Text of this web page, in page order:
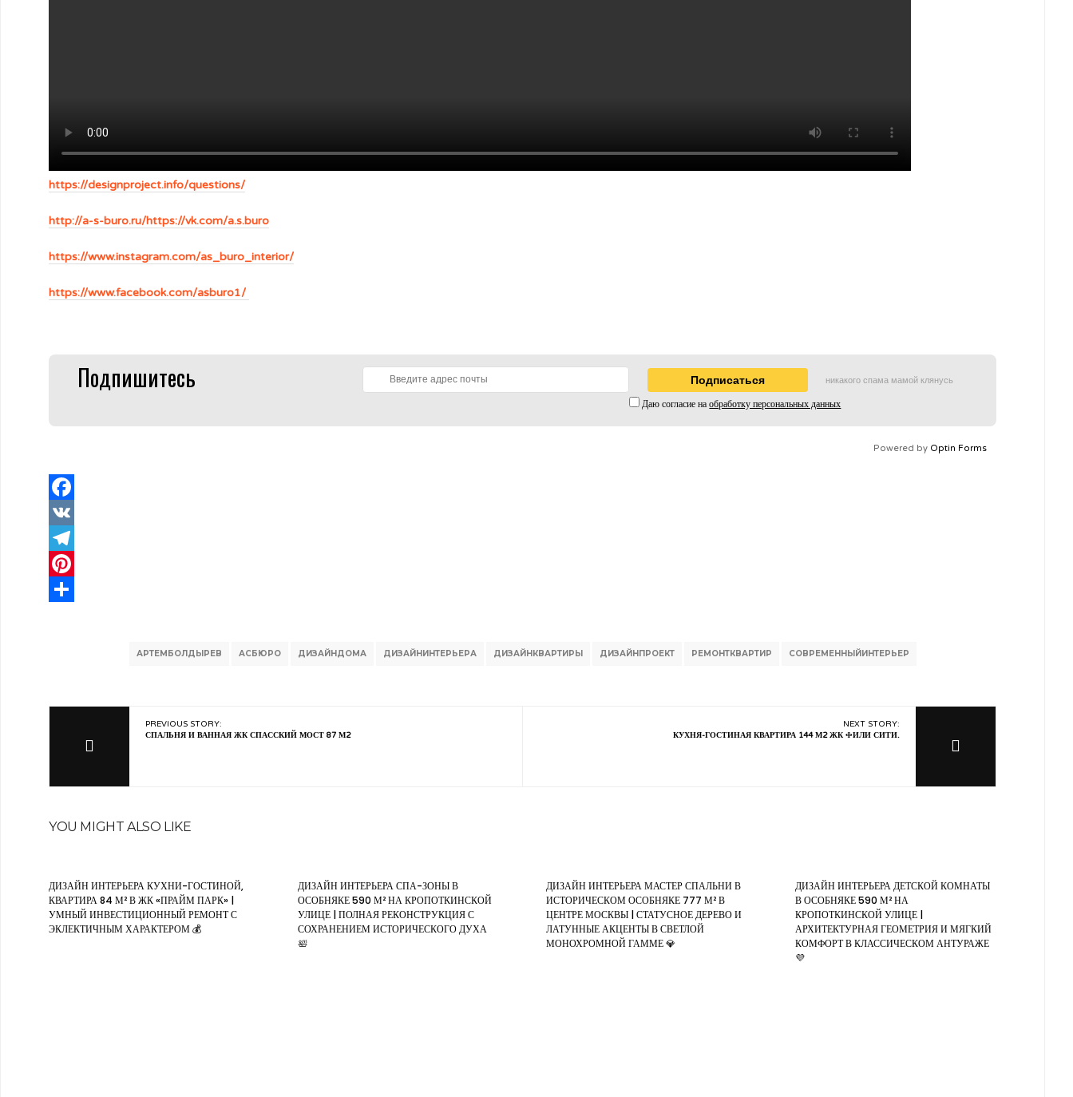
https://designproject.info/questions/
http://a-s-buro.ru/https://vk.com/a.s.buro
https://www.instagram.com/as_buro_interior/
https://www.facebook.com/asburo1/
Подпишитесь никакого спама мамой клянусь
Даю согласие наобработку персональных данных
Powered by Optin Forms
Facebook
VK
Telegram
Pinterest
АРТЕМБОЛДЫРЕВ АСБЮРО ДИЗАЙНДОМА ДИЗАЙНИНТЕРЬЕРА ДИЗАЙНКВАРТИРЫ ДИЗАЙНПРОЕКТ РЕМОНТКВАРТИР СОВРЕМЕННЫЙИНТЕРЬЕР
PREVIOUS STORY:
СПАЛЬНЯ И ВАННАЯ ЖК СПАССКИЙ МОСТ 87 М2
NEXT STORY:
КУХНЯ-ГОСТИНАЯ КВАРТИРА 144 М2 ЖК ФИЛИ СИТИ.
YOU MIGHT ALSO LIKE
ДИЗАЙН ИНТЕРЬЕРА КУХНИ-ГОСТИНОЙ,
КВАРТИРА 84 М² В ЖК «ПРАЙМ ПАРК» |
УМНЫЙ ИНВЕСТИЦИОННЫЙ РЕМОНТ С
ЭКЛЕКТИЧНЫМ ХАРАКТЕРОМ 💰
ДИЗАЙН ИНТЕРЬЕРА СПА-ЗОНЫ В
ОСОБНЯКЕ 590 М² НА КРОПОТКИНСКОЙ
УЛИЦЕ | ПОЛНАЯ РЕКОНСТРУКЦИЯ С
СОХРАНЕНИЕМ ИСТОРИЧЕСКОГО ДУХА
🛀
ДИЗАЙН ИНТЕРЬЕРА МАСТЕР СПАЛЬНИ В
ИСТОРИЧЕСКОМ ОСОБНЯКЕ 777 М² В
ЦЕНТРЕ МОСКВЫ | СТАТУСНОЕ ДЕРЕВО И
ЛАТУННЫЕ АКЦЕНТЫ В СВЕТЛОЙ
МОНОХРОМНОЙ ГАММЕ 💎
ДИЗАЙН ИНТЕРЬЕРА ДЕТСКОЙ КОМНАТЫ
В ОСОБНЯКЕ 590 М² НА
КРОПОТКИНСКОЙ УЛИЦЕ |
АРХИТЕКТУРНАЯ ГЕОМЕТРИЯ И МЯГКИЙ
КОМФОРТ В КЛАССИЧЕСКОМ АНТУРАЖЕ
💜